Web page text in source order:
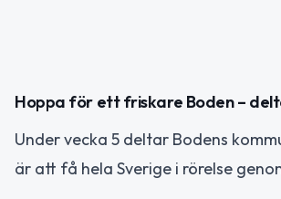
Hoppa för ett friskare Boden –
Under vecka 5 deltar Bodens
är att få hela Sverige i rörelse